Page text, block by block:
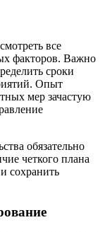
все
факторов. Важно
сроки
Опыт
мер зачастую
обязательно
четкого плана
сохранить